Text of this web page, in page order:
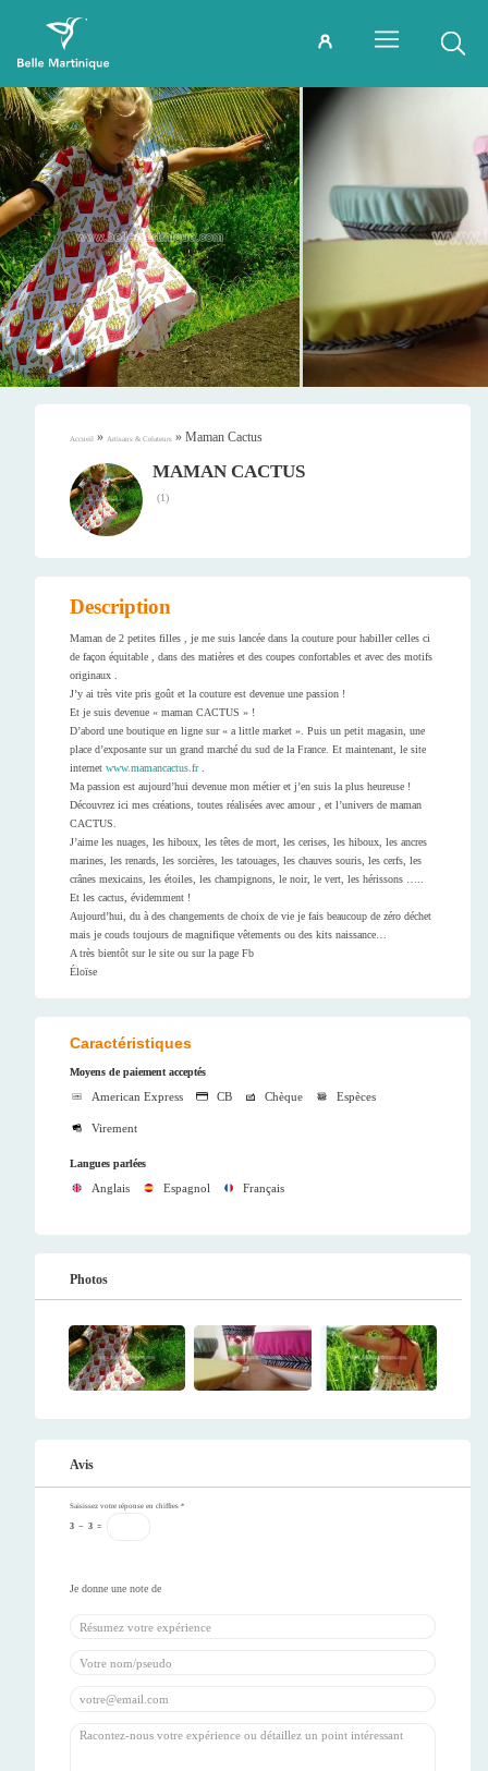
Accueil » Artisans & Créateurs » Maman Cactus
MAMAN CACTUS
(1)
Description
Maman de 2 petites filles , je me suis lancée dans la couture pour habiller celles ci
de façon équitable , dans des matières et des coupes confortables et avec des motifs
originaux .
J’y ai très vite pris goût et la couture est devenue une passion !
Et je suis devenue « maman CACTUS » !
D’abord une boutique en ligne sur « a little market ». Puis un petit magasin, une
place d’exposante sur un grand marché du sud de la France. Et maintenant, le site
internet www.mamancactus.fr.
Ma passion est aujourd’hui devenue mon métier et j’en suis la plus heureuse !
Découvrez ici mes créations, toutes réalisées avec amour , et l’univers de maman
CACTUS.
J’aime les nuages, les hiboux, les têtes de mort, les cerises, les hiboux, les ancres
marines, les renards, les sorcières, les tatouages, les chauves souris, les cerfs, les
crânes mexicains, les étoiles, les champignons, le noir, le vert, les hérissons …..
Et les cactus, évidemment !
Aujourd’hui, du à des changements de choix de vie je fais beaucoup de zéro déchet
mais je couds toujours de magnifique vêtements ou des kits naissance…
A très bientôt sur le site ou sur la page Fb
Éloïse
Caractéristiques
Moyens de paiement acceptés
American Express CB Chèque Espèces
Virement
Langues parlées
Anglais Espagnol Français
Photos
Avis
Saisissez votre réponse en chiffres *
3 − 3 =